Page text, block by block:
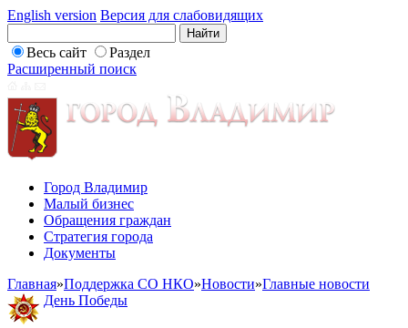
English version Версия для слабовидящих
Весь сайт
Раздел
Расширенный поиск
Город Владимир
Малый бизнес
Обращения граждан
Стратегия города
Документы
Главная»Поддержка СО НКО»Новости»Главные новости
День Победы